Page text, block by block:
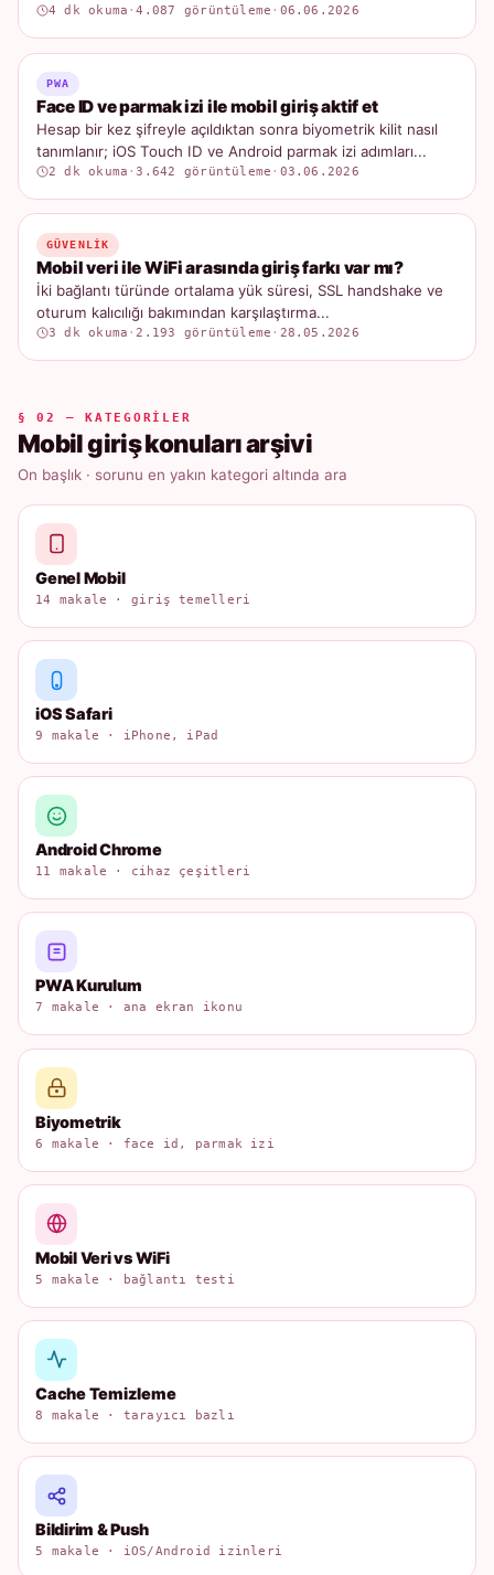
4 dk okuma ·4.087 görüntüleme · 06.06.2026
PWA
Face ID ve parmak izi ile mobil giriş aktif et
Hesap bir kez şifreyle açıldıktan sonra biyometrik kilit nasıl
tanımlanır; iOS Touch ID ve Android parmak izi adımları...
2 dk okuma ·3.642 görüntüleme · 03.06.2026
GÜVENLIK
Mobil veri ile WiFi arasında giriş farkı var mı?
İki bağlantı türünde ortalama yük süresi, SSL handshake ve
oturum kalıcılığı bakımından karşılaştırma...
3 dk okuma ·2.193 görüntüleme · 28.05.2026
§ 02 — KATEGORILER
Mobil giriş konuları arşivi
On başlık · sorunu en yakın kategori altında ara
Genel Mobil
14 makale · giriş temelleri
iOS Safari
9 makale · iPhone, iPad
Android Chrome
11 makale · cihaz çeşitleri
PWA Kurulum
7 makale · ana ekran ikonu
Biyometrik
6 makale · face id, parmak izi
Mobil Veri vs WiFi
5 makale · bağlantı testi
Cache Temizleme
8 makale · tarayıcı bazlı
Bildirim & Push
5 makale · iOS/Android izinleri